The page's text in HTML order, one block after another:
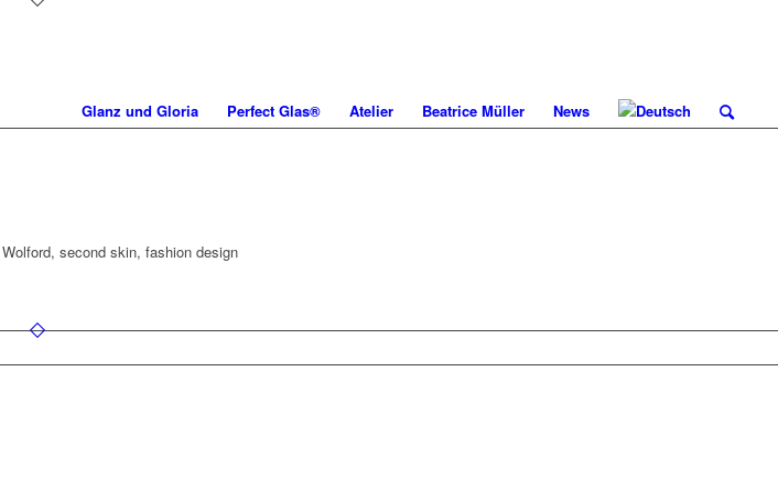
Glanz und Gloria Perfect Glas® Atelier Beatrice Müller News
second skin, fashion design